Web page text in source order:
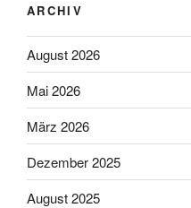
ARCHIV
August 2026
Mai 2026
März 2026
Dezember 2025
August 2025